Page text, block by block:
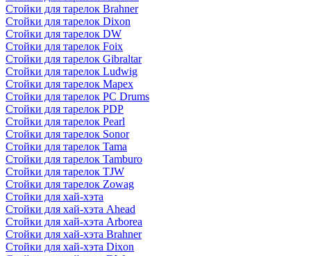
Стойки для тарелок Brahner
Стойки для тарелок Dixon
Стойки для тарелок DW
Стойки для тарелок Foix
Стойки для тарелок Gibraltar
Стойки для тарелок Ludwig
Стойки для тарелок Mapex
Стойки для тарелок PC Drums
Стойки для тарелок PDP
Стойки для тарелок Pearl
Стойки для тарелок Sonor
Стойки для тарелок Tama
Стойки для тарелок Tamburo
Стойки для тарелок TJW
Стойки для тарелок Zowag
Стойки для хай-хэта
Стойки для хай-хэта Ahead
Стойки для хай-хэта Arborea
Стойки для хай-хэта Brahner
Стойки для хай-хэта Dixon